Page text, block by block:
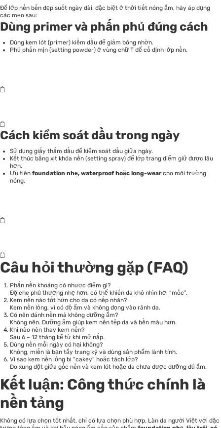
Để lớp nền bền đẹp suốt ngày dài, đặc biệt ở thời tiết nóng ẩm, hãy áp dụng
các mẹo sau:
Dùng primer và phấn phủ đúng cách
Dùng kem lót (primer) kiềm dầu để giảm bóng nhờn.
Phủ phấn mịn (setting powder) ở vùng chữ T để cố định lớp nền.
Cách kiểm soát dầu trong ngày
Sử dụng giấy thấm dầu để kiểm soát dầu giữa ngày.
Kết thúc bằng xịt khóa nền (setting spray) để lớp trang điểm giữ được lâu
hơn.
Ưu tiên foundation nhẹ, waterproof hoặc long-wearcho môi trường
nóng.
Câu hỏi thường gặp (FAQ)
Phấn nền khoáng có nhược điểm gì?
Độ che phủ thường nhẹ hơn, có thể khiến da khô nhìn hơi “mốc”.
Kem nền nào tốt hơn cho da có nếp nhăn?
Kem nền lỏng, vì có độ ẩm và không đọng vào rãnh da.
Có nên đánh nền mà không dưỡng ẩm?
Không nên. Dưỡng ẩm giúp kem nền tệp da và bền màu hơn.
Khi nào nên thay kem nền?
Sau 6 – 12 tháng kể từ khi mở nắp.
Dùng nền mỗi ngày có hại không?
Không, miễn là bạn tẩy trang kỹ và dùng sản phẩm lành tính.
Vì sao kem nền lỏng bị “cakey” hoặc tách lớp?
Do xung đột giữa gốc nền và kem lót hoặc da chưa được dưỡng đủ ẩm.
Kết luận: Công thức chính là
nền tảng
Không có lựa chọn tốt nhất, chỉ có lựa chọn phù hợp. Làn da người Việt với đặc